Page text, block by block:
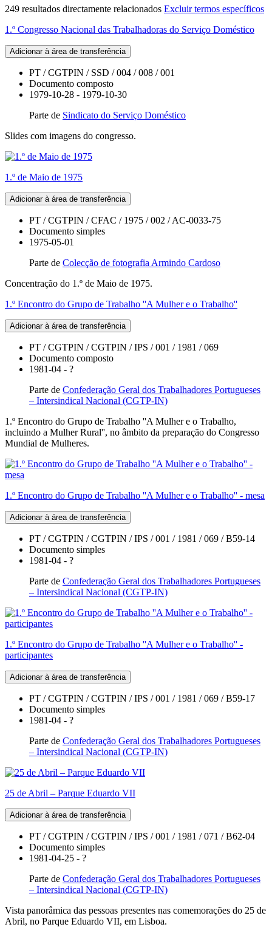
249 resultados directamente relacionados Excluir termos específicos
1.º Congresso Nacional das Trabalhadoras do Serviço Doméstico
Adicionar à área de transferência
PT / CGTPIN / SSD / 004 / 008 / 001
Documento composto
1979-10-28 - 1979-10-30
Parte de Sindicato do Serviço Doméstico
Slides com imagens do congresso.
1.º de Maio de 1975
Adicionar à área de transferência
PT / CGTPIN / CFAC / 1975 / 002 / AC-0033-75
Documento simples
1975-05-01
Parte de Colecção de fotografia Armindo Cardoso
Concentração do 1.º de Maio de 1975.
1.º Encontro do Grupo de Trabalho ''A Mulher e o Trabalho''
Adicionar à área de transferência
PT / CGTPIN / CGTPIN / IPS / 001 / 1981 / 069
Documento composto
1981-04 - ?
Parte de Confederação Geral dos Trabalhadores Portugueses
– Intersindical Nacional (CGTP-IN)
1.º Encontro do Grupo de Trabalho ''A Mulher e o Trabalho,
incluindo a Mulher Rural'', no âmbito da preparação do Congresso
Mundial de Mulheres.
1.º Encontro do Grupo de Trabalho ''A Mulher e o Trabalho'' - mesa
Adicionar à área de transferência
PT / CGTPIN / CGTPIN / IPS / 001 / 1981 / 069 / B59-14
Documento simples
1981-04 - ?
Parte de Confederação Geral dos Trabalhadores Portugueses
– Intersindical Nacional (CGTP-IN)
1.º Encontro do Grupo de Trabalho ''A Mulher e o Trabalho'' -
participantes
Adicionar à área de transferência
PT / CGTPIN / CGTPIN / IPS / 001 / 1981 / 069 / B59-17
Documento simples
1981-04 - ?
Parte de Confederação Geral dos Trabalhadores Portugueses
– Intersindical Nacional (CGTP-IN)
25 de Abril – Parque Eduardo VII
Adicionar à área de transferência
PT / CGTPIN / CGTPIN / IPS / 001 / 1981 / 071 / B62-04
Documento simples
1981-04-25 - ?
Parte de Confederação Geral dos Trabalhadores Portugueses
– Intersindical Nacional (CGTP-IN)
Vista panorâmica das pessoas presentes nas comemorações do 25 de
Abril, no Parque Eduardo VII, em Lisboa.